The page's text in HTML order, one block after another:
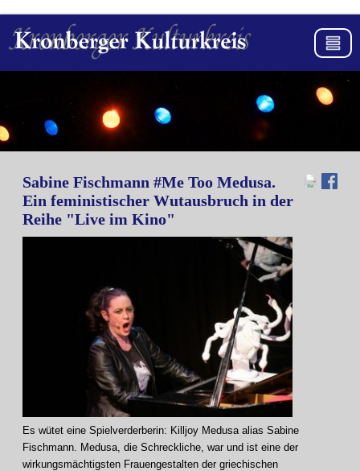
Sabine Fischmann #Me Too Medusa.
Ein feministischer Wutausbruch in der
Reihe "Live im Kino"
Es wütet eine Spielverderberin: Killjoy Medusa alias Sabine
Fischmann. Medusa, die Schreckliche, war und ist eine der
wirkungsmächtigsten Frauengestalten der griechischen